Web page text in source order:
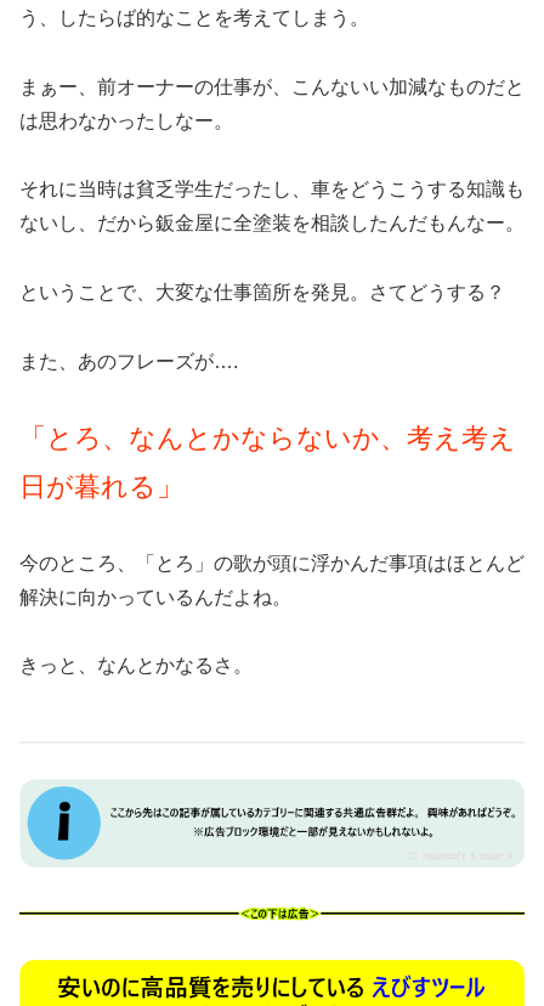
う、したらば的なことを考えてしまう。
まぁー、前オーナーの仕事が、こんないい加減なものだと
は思わなかったしなー。
それに当時は貧乏学生だったし、車をどうこうする知識も
ないし、だから鈑金屋に全塗装を相談したんだもんなー。
ということで、大変な仕事箇所を発見。さてどうする？
また、あのフレーズが….
「とろ、なんとかならないか、考え考え
日が暮れる」
今のところ、「とろ」の歌が頭に浮かんだ事項はほとんど
解決に向かっているんだよね。
きっと、なんとかなるさ。